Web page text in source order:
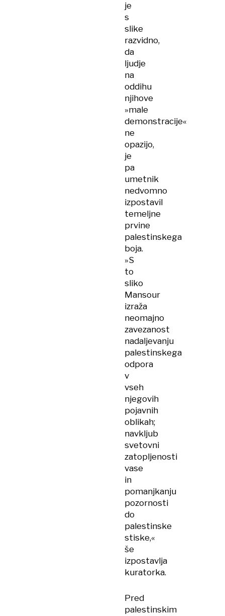
je
s
slike
razvidno,
da
ljudje
na
oddihu
njihove
»male
demonstracije«
ne
opazijo,
je
pa
umetnik
nedvomno
izpostavil
temeljne
prvine
palestinskega
boja.
»S
to
sliko
Mansour
izraža
neomajno
zavezanost
nadaljevanju
palestinskega
odpora
v
vseh
njegovih
pojavnih
oblikah;
navkljub
svetovni
zatopljenosti
vase
in
pomanjkanju
pozornosti
do
palestinske
stiske,«
še
izpostavlja
kuratorka.
Pred
palestinskim